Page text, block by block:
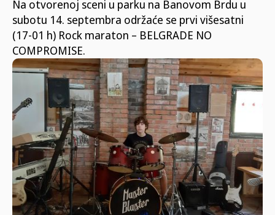
Na otvorenoj sceni u parku na Banovom Brdu u
subotu 14. septembra održaće se prvi višesatni
(17-01 h) Rock maraton – BELGRADE NO
COMPROMISE.